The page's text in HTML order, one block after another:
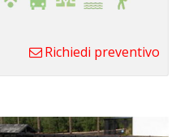
Richiedi preventivo